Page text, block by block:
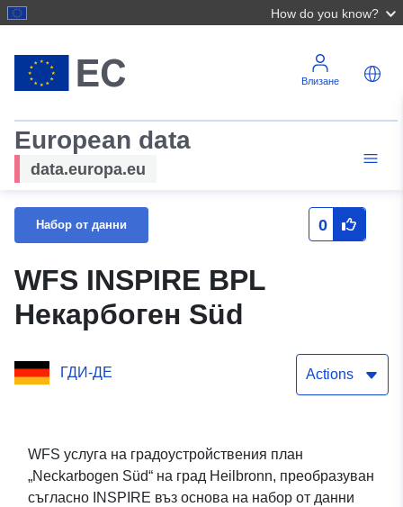
How do you know?
Влизане
European data
data.europa.eu
Набор от данни 0
WFS INSPIRE BPL
Некарбоген Süd
ГДИ-ДЕ Actions
WFS услуга на градоустройствения план
„Neckarbogen Süd“ на град Heilbronn, преобразуван
съгласно INSPIRE въз основа на набор от данни